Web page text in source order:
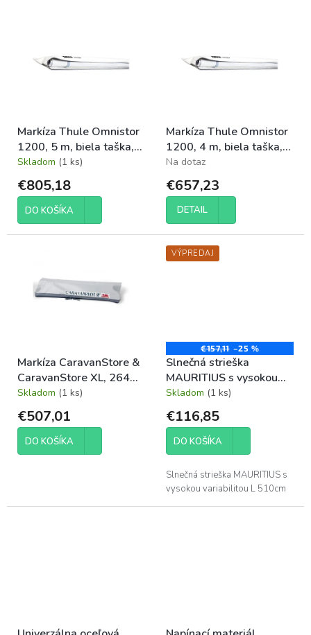
o
vd
u
k
t
o
Markíza Thule Omnistor
1200, 5 m, biela taška,
Mystic Grey
Skladom (1 ks)
€805,18
DO KOŠÍKA
Markíza Thule Omnistor
1200, 4 m, biela taška,
Mystic Grey
Na dotaz
€657,23
DETAIL
Markíza CaravanStore &
CaravanStore XL, 264
cm, Royal Grey
Skladom (1 ks)
€507,01
DO KOŠÍKA
VÝPREDAJ
€157,11 –25 %
Slnečná strieška
MAURITIUS s vysokou
variabilitou - L 510cm
Skladom (1 ks)
€116,85
DO KOŠÍKA
Slnečná strieška MAURITIUS s
vysokou variabilitou L 510cm